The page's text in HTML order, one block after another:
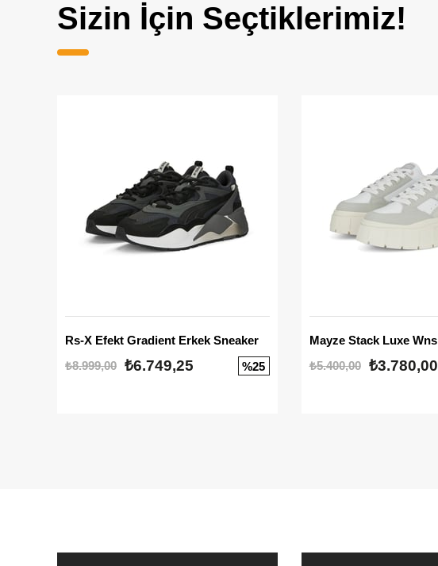
Sizin İçin Seçtiklerimiz!
Rs-X Efekt Gradient Erkek Sneaker
₺8.999,00 ₺6.749,25 %25
₺5.400,00
₺3.780,00